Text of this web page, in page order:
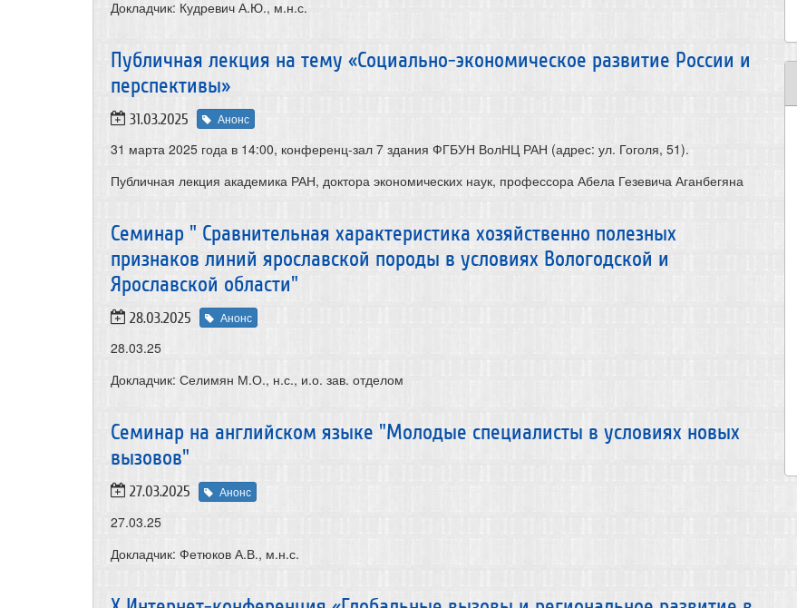
Докладчик: Кудревич А.Ю., м.н.с.
Публичная лекция на тему «Социально-экономическое развитие России и
перспективы»
31.03.2025 Анонс
31 марта 2025 года в 14:00, конференц-зал 7 здания ФГБУН ВолНЦ РАН (адрес: ул. Гоголя, 51).
Публичная лекция академика РАН, доктора экономических наук, профессора Абела Гезевича Аганбегяна
Семинар " Сравнительная характеристика хозяйственно полезных
признаков линий ярославской породы в условиях Вологодской и
Ярославской области"
28.03.2025 Анонс
28.03.25
Докладчик: Селимян М.О., н.с., и.о. зав. отделом
Семинар на английском языке "Молодые специалисты в условиях новых
вызовов"
27.03.2025 Анонс
27.03.25
Докладчик: Фетюков А.В., м.н.с.